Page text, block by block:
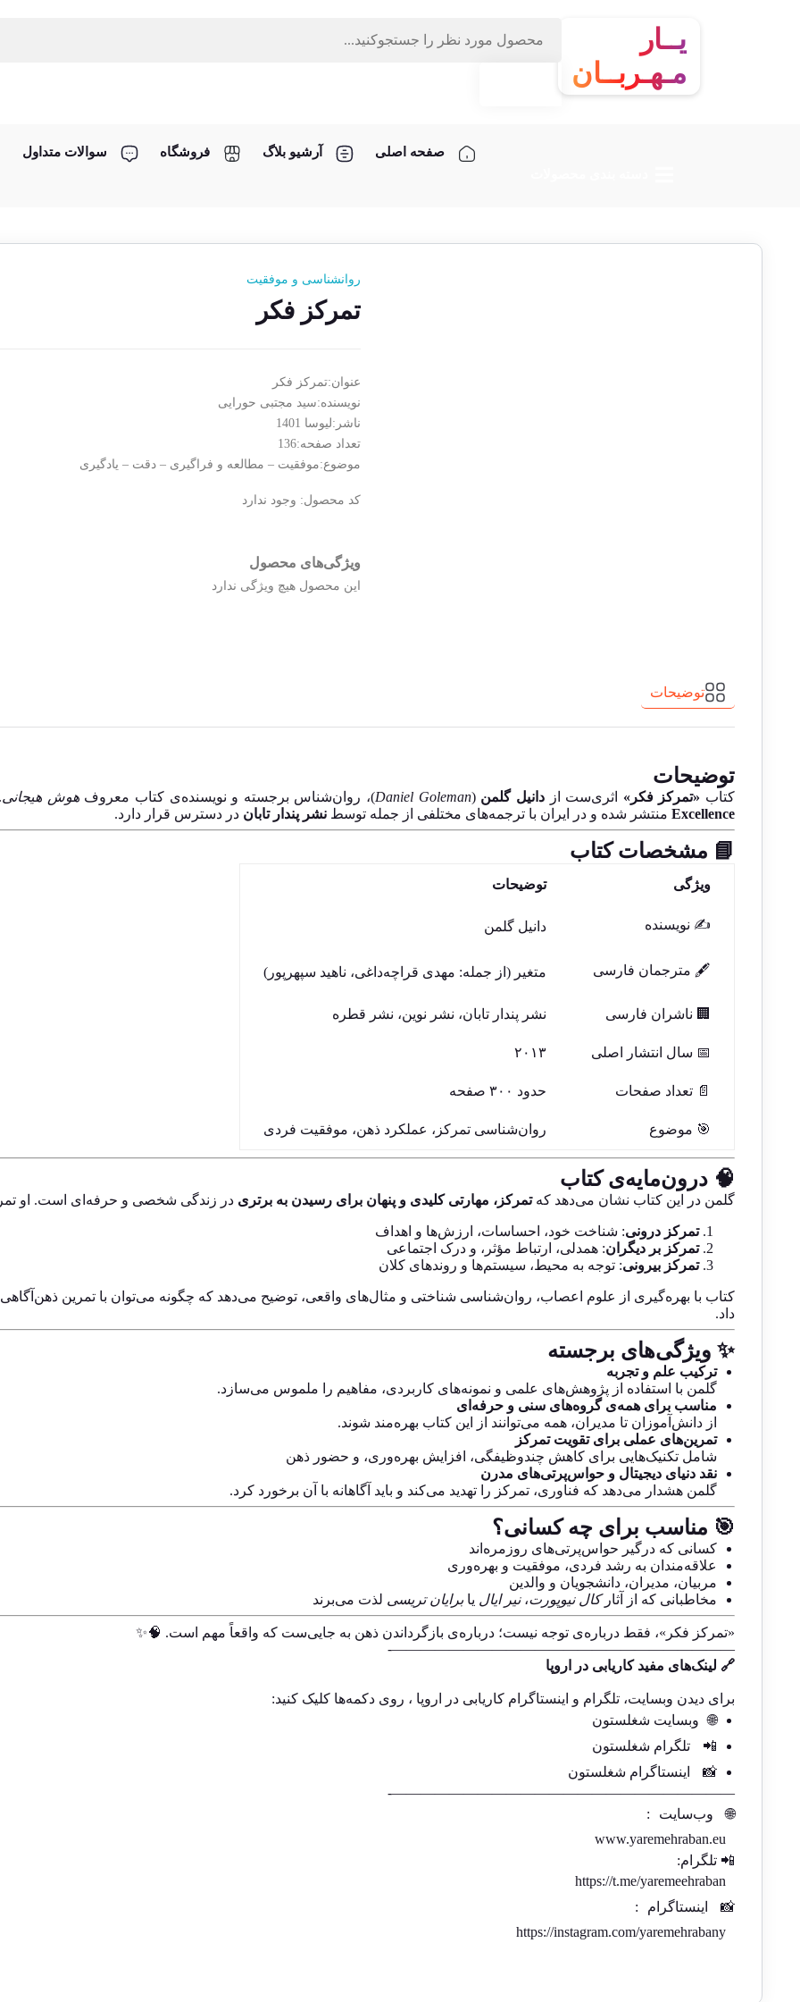
یــار
مـهـربــان
صفحه اصلی آرشیو بلاگ فروشگاه سوالات متداول
روانشناسی و موفقیت
تمرکز فکر
عنوان:تمرکز فکر
نویسنده:سید مجتبی حورایی
ناشر:لیوسا 1401
تعداد صفحه:136
موضوع:موفقیت – مطالعه و فراگیری – دقت – یادگیری
کد محصول: وجود ندارد
ویژگی‌های محصول
این محصول هیچ ویژگی ندارد
توضیحات
توضیحات
کتاب «تمرکز فکر» اثری‌ست ازدانیل گلمن (
Daniel Goleman)، روان‌شناس برجسته و نویسنده‌ی کتاب معروفهوش هیجانی
Excellence منتشر شده و در ایران با ترجمه‌های مختلفی از جمله توسط نشر پندار تابان در دسترس قرار دارد.
📘 مشخصات کتاب
ویژگی توضیحات
✍️ نویسنده دانیل گلمن
🖋️ مترجمان فارسی متغیر (از جمله: مهدی قراچه‌داغی، ناهید سپهرپور)
🏢 ناشران فارسی نشر پندار تابان، نشر نوین، نشر قطره
📅 سال انتشار اصلی ۲۰۱۳
📄 تعداد صفحات حدود ۳۰۰ صفحه
🎯 موضوع روان‌شناسی تمرکز، عملکرد ذهن، موفقیت فردی
🧠 درون‌مایه‌ی کتاب
گلمن در این کتاب نشان می‌دهد کهتمرکز، مهارتی کلیدی و پنهان برای رسیدن به برتری در زندگی شخصی و حرفه‌ای است. او
تمرکز درونی: شناخت خود، احساسات، ارزش‌ها و اهداف
تمرکز بر دیگران: همدلی، ارتباط مؤثر، و درک اجتماعی
تمرکز بیرونی: توجه به محیط، سیستم‌ها و روندهای کلان
کتاب با بهره‌گیری از علوم اعصاب، روان‌شناسی شناختی و مثال‌های واقعی، توضیح می‌دهد که چگونه می‌توان با تمرین
داد.
✨ ویژگی‌های برجسته
ترکیب علم و تجربه
گلمن با استفاده از پژوهش‌های علمی و نمونه‌های کاربردی، مفاهیم را ملموس می‌سازد.
مناسب برای همه‌ی گروه‌های سنی و حرفه‌ای
از دانش‌آموزان تا مدیران، همه می‌توانند از این کتاب بهره‌مند شوند.
تمرین‌های عملی برای تقویت تمرکز
شامل تکنیک‌هایی برای کاهش چندوظیفگی، افزایش بهره‌وری، و حضور ذهن
نقد دنیای دیجیتال و حواس‌پرتی‌های مدرن
گلمن هشدار می‌دهد که فناوری، تمرکز را تهدید می‌کند و باید آگاهانه با آن برخورد کرد.
🎯 مناسب برای چه کسانی؟
کسانی که درگیر حواس‌پرتی‌های روزمره‌اند
علاقه‌مندان به رشد فردی، موفقیت و بهره‌وری
مربیان، مدیران، دانشجویان و والدین
مخاطبانی که از آثارکال نیوپورت،نیر ایال یا برایان تریسی لذت می‌برند
«تمرکز فکر»، فقط درباره‌ی توجه نیست؛ درباره‌ی بازگرداندن ذهن به جایی‌ست که واقعاً مهم است. 🧠✨
————————————————————————-
🔗 لینک‌های مفید کاریابی در اروپا
برای دیدن وبسایت، تلگرام و اینستاگرام کاریابی در اروپا ، روی دکمه‌ها کلیک کنید:
🌐
وبسایت شغلستون
📲
تلگرام شغلستون
📸
اینستاگرام شغلستون
————————————————————————-
🌐
وب‌سایت
:
www.yaremehraban.eu
📲 تلگرام:
https://t.me/yaremeehraban
📸
اینستاگرام
:
https://instagram.com/yaremehrabany